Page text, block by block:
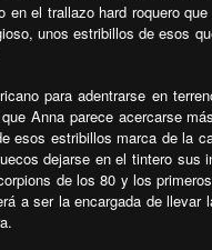
el trallazo hard roquero
unos estribillos de esos
para adentrarse en
Anna parece acercarse
esos estribillos marca de la
dejarse en el tintero sus
de los 80 y los
a ser la encargada de